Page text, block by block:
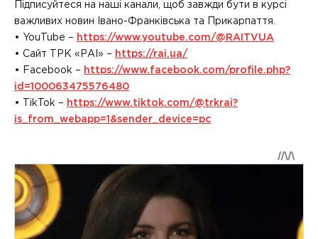
Підписуйтеся на наші канали, щоб завжди бути в курсі
важливих новин Івано-Франківська та Прикарпаття.
• YouTube – https://www.youtube.com/@RAITVUA
• Сайт ТРК «РАІ» – https://rai.ua/
• Facebook – https://www.facebook.com/profile.php?
id=100063475576480
• TikTok – https://www.tiktok.com/@trkrai?
is_from_webapp=1&sender_device=pc